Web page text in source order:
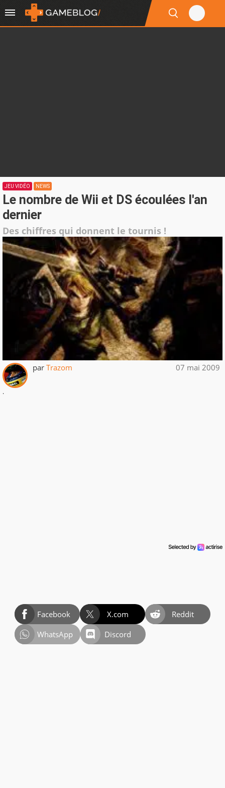
JEU VIDÉO NEWS
Le nombre de Wii et DS écoulées l'an
dernier
Des chiffres qui donnent le tournis !
par Trazom 07 mai 2009
.
Facebook X.com
Reddit
WhatsApp
Discord